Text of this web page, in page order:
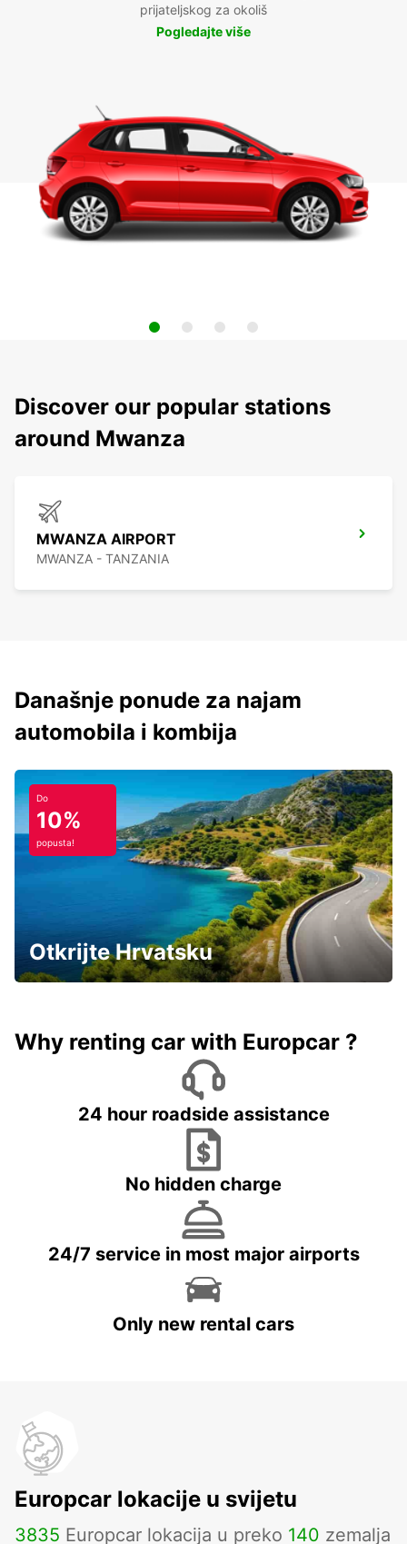
prijateljskog za okoliš
Pogledajte više
Discover our popular stations
around Mwanza
MWANZA AIRPORT
MWANZA - TANZANIA
Današnje ponude za najam
automobila i kombija
Do
10%
popusta!
Otkrijte Hrvatsku
Why renting car with Europcar ?
24 hour roadside assistance
No hidden charge
24/7 service in most major airports
Only new rental cars
Europcar lokacije u svijetu
3835 Europcar lokacija u preko 140 zemalja